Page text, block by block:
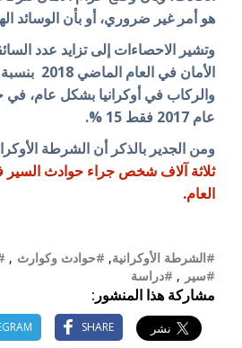
هو أمر غير ضروري، أو بأن الوسائد
وتشير الاحصاءات إلى تزايد عدد
والركاب في أوكرانيا بشكل عام،
عام 2017 فقط 15 %.
ومن الجدير بالذكر أن الشرطة
ثلاثة آلاف شخص جراء حوادث السير
العام.
#الشرطة الأوكرانية, #حوادث وكوارث ,
#سير , #دراسة
مشاركة هذا المنشور:
SHARE